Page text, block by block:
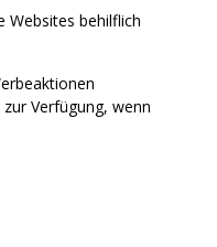
Websites behilflich
Verfügung, wenn